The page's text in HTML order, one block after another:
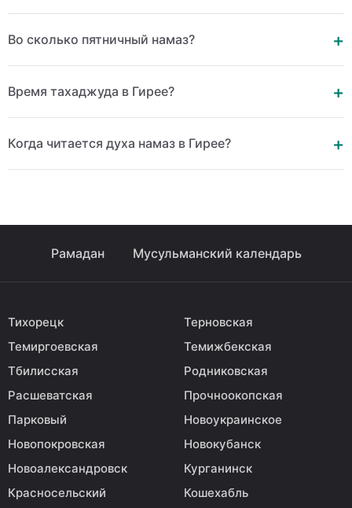
Во сколько пятничный намаз?
Время тахаджуда в Гирее?
Когда читается духа намаз в Гирее?
Рамадан Мусульманский календарь
Тихорецк
Терновская
Темиргоевская
Темижбекская
Тбилисская
Родниковская
Расшеватская
Прочноокопская
Парковый
Новоукраинское
Новопокровская
Новокубанск
Новоалександровск
Курганинск
Красносельский
Кошехабль